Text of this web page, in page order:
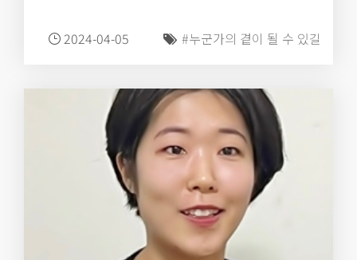
2024-04-05 #누군가의 곁이 될 수 있길